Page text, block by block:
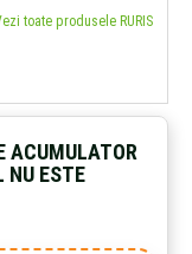
toate produsele RURIS
ACUMULATOR
NU ESTE